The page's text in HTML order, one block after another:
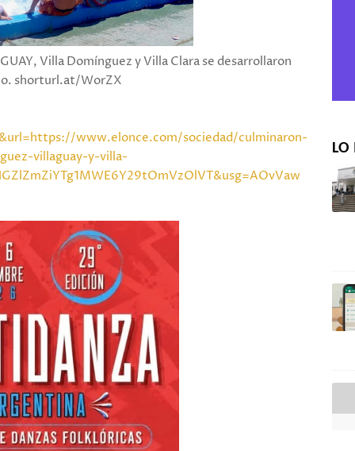
Villa Domínguez y Villa Clara se desarrollaron
shorturl.at/WorZX
www.elonce.com/sociedad/culminaron-
villaguay-y-villa-
LO